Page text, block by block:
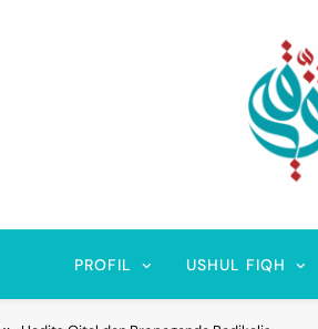
PROFIL USHUL FIQH